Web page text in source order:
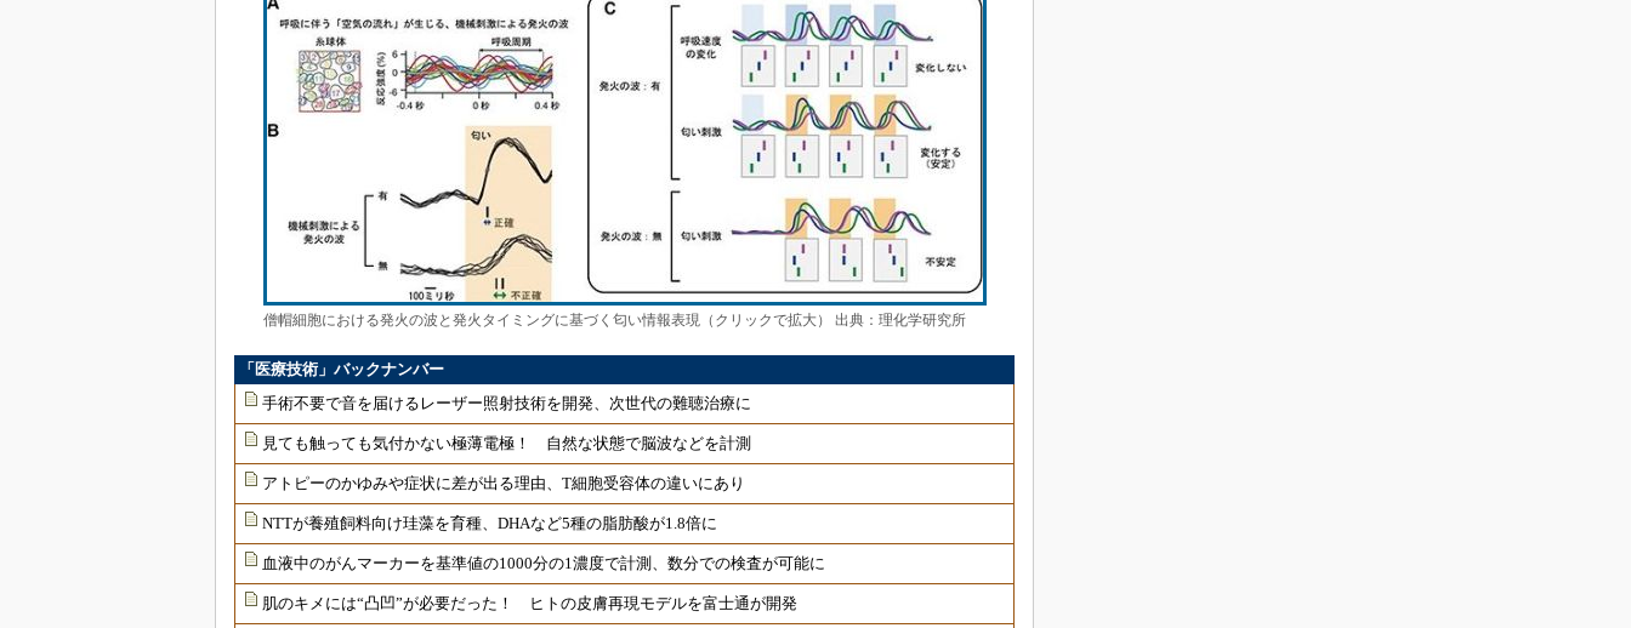
僧帽細胞における発火の波と発火タイミングに基づく匂い情報表現（クリックで拡大） 出典：理化学研究所
「医療技術」バックナンバー
手術不要で音を届けるレーザー照射技術を開発、次世代の難聴治療に
見ても触っても気付かない極薄電極！ 自然な状態で脳波などを計測
アトピーのかゆみや症状に差が出る理由、T細胞受容体の違いにあり
NTTが養殖飼料向け珪藻を育種、DHAなど5種の脂肪酸が1.8倍に
血液中のがんマーカーを基準値の1000分の1濃度で計測、数分での検査が可能に
肌のキメには“凸凹”が必要だった！ ヒトの皮膚再現モデルを富士通が開発